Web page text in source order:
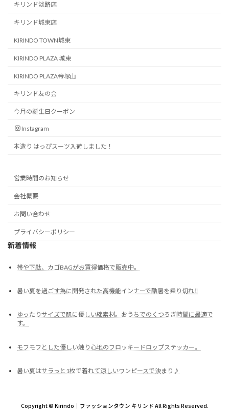
キリンド淡路店
キリンド城東店
KIRINDO TOWN城東
KIRINDO PLAZA 城東
KIRINDO PLAZA帝塚山
キリンド友の会
今月の誕生日クーポン
Instagram
本造り はっぴスーツ入荷しました！
営業時間のお知らせ
会社概要
お問い合わせ
プライバシーポリシー
新着情報
帯や下駄、カゴBAGがお買得価格で販売中。
暑い夏を過ごす為に開発された高機能インナーで酷暑を乗り切れ‼
ゆったりサイズで肌に優しい綿素材。おうちでのくつろぎ時間に最適で
す。
モフモフとした優しい触り心地のフロッキードロップステッカー。
暑い夏はサラっと1枚で着れて涼しいワンピースで決まり♪
Copyright © Kirindo｜ファッションタウン キリンド All Rights Reserved.